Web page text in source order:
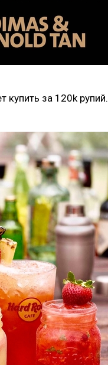
купить за 120k рупий.